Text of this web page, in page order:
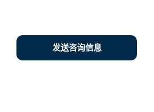
发送咨询信息